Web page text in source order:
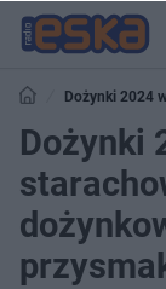
Dożynki 2024
wieńce, korowód i
Dożynki